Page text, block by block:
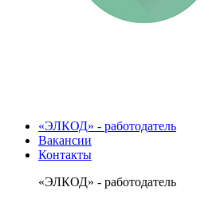
«ЭЛКОД» - работодатель
Вакансии
Контакты
«ЭЛКОД» - работодатель